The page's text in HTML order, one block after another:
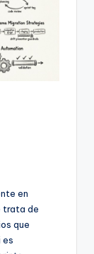
en
trata de
que
es